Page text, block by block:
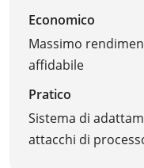
Economico
Massimo
affidabile
Pratico
Sistema di
attacchi di